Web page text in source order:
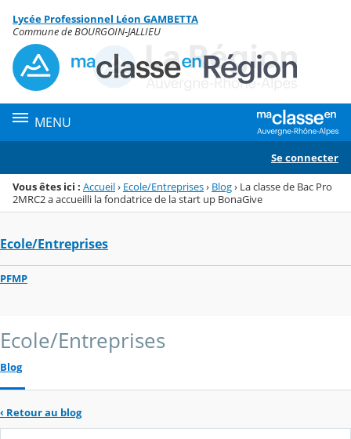
Menu de la rubrique
Contenu
Lycée Professionnel Léon GAMBETTA
Commune de BOURGOIN-JALLIEU
MENU
Se connecter
Vous êtes ici : Accueil› Ecole/Entreprises› Blog› La classe de Bac Pro
2MRC2 a accueilli la fondatrice de la start up BonaGive
Ecole/Entreprises
PFMP
Ecole/Entreprises
Blog
‹ Retour au blog